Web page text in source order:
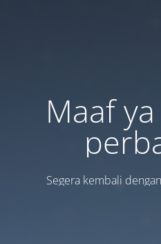
Maaf
Segera kembali